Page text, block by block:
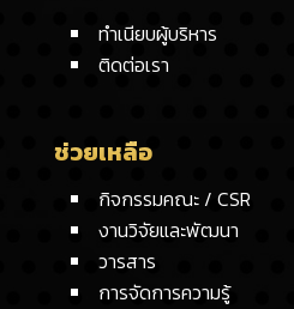
ทำเนียบผู้บริหาร
ติดต่อเรา
ช่วยเหลือ
กิจกรรมคณะ / CSR
งานวิจัยและพัฒนา
วารสาร
การจัดการความรู้